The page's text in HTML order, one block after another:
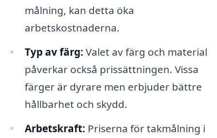
målning, kan detta öka
arbetskostnaderna.
Typ av färg: Valet av färg och material
påverkar också prissättningen. Vissa
färger är dyrare men erbjuder bättre
hållbarhet och skydd.
Arbetskraft: Priserna för takmålning i